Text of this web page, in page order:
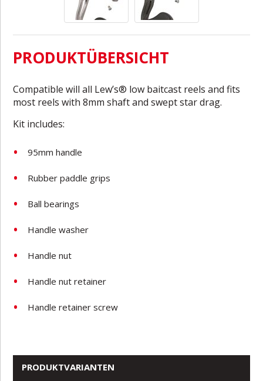
PRODUKTÜBERSICHT
Compatible will all Lew’s® low baitcast reels and fits
most reels with 8mm shaft and swept star drag.
Kit includes:
95mm handle
Rubber paddle grips
Ball bearings
Handle washer
Handle nut
Handle nut retainer
Handle retainer screw
PRODUKTVARIANTEN